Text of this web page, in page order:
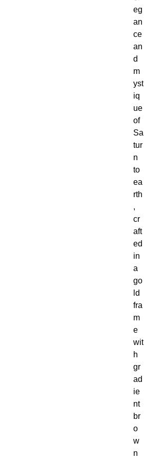
eg
an
ce
an
d
m
yst
iq
ue
of
Sa
tur
n
to
ea
rth
,
cr
aft
ed
in
a
go
ld
fra
m
e
wit
h
gr
ad
ie
nt
br
o
w
n